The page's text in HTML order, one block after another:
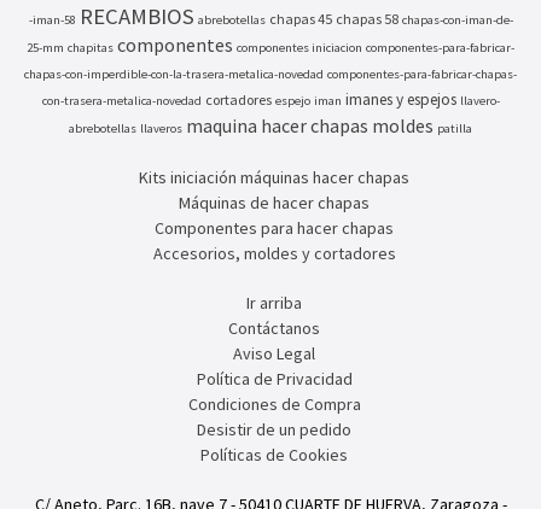
-iman-58 RECAMBIOS abrebotellas chapas 45 chapas 58 chapas-con-iman-de-
25-mm chapitas componentes componentes iniciacion componentes-para-fabricar-
chapas-con-imperdible-con-la-trasera-metalica-novedad componentes-para-fabricar-chapas-
con-trasera-metalica-novedad cortadores espejo iman imanes y espejos llavero-
abrebotellas llaveros maquina hacer chapas moldes patilla
Kits iniciación máquinas hacer chapas
Máquinas de hacer chapas
Componentes para hacer chapas
Accesorios, moldes y cortadores
Ir arriba
Contáctanos
Aviso Legal
Política de Privacidad
Condiciones de Compra
Desistir de un pedido
Políticas de Cookies
C/ Aneto, Parc. 16B, nave 7 - 50410 CUARTE DE HUERVA, Zaragoza -